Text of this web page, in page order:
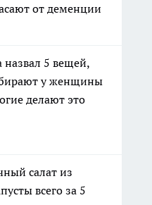
от деменции
5 вещей,
у женщины
делают это
салат из
всего за 5